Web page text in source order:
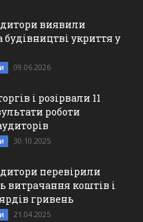
виявили
укриття у
09.06.2026
і розірвали 11
роботи
30.10.2025
перевірили
витрачання коштів і
гривень
21.04.2025